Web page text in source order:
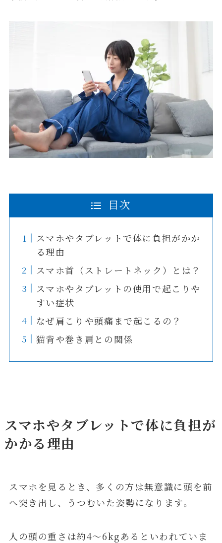
目次
スマホやタブレットで体に負担がかか
る理由
スマホ首（ストレートネック）とは？
スマホやタブレットの使用で起こりや
すい症状
なぜ肩こりや頭痛まで起こるの？
猫背や巻き肩との関係
スマホやタブレットで体に負担が
かかる理由
スマホを見るとき、多くの方は無意識に頭を前
へ突き出し、うつむいた姿勢になります。
人の頭の重さは約4～6kgあるといわれていま